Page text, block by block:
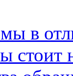
в
стоит